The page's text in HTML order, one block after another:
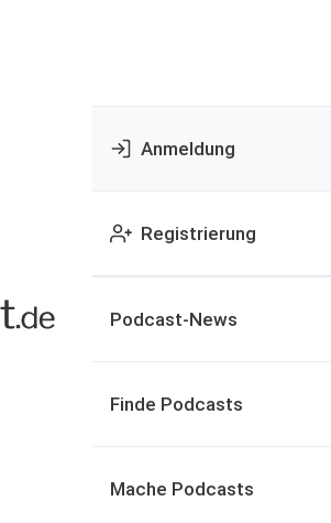
Anmeldung
Registrierung
Podcast-News
Finde Podcasts
Mache Podcasts